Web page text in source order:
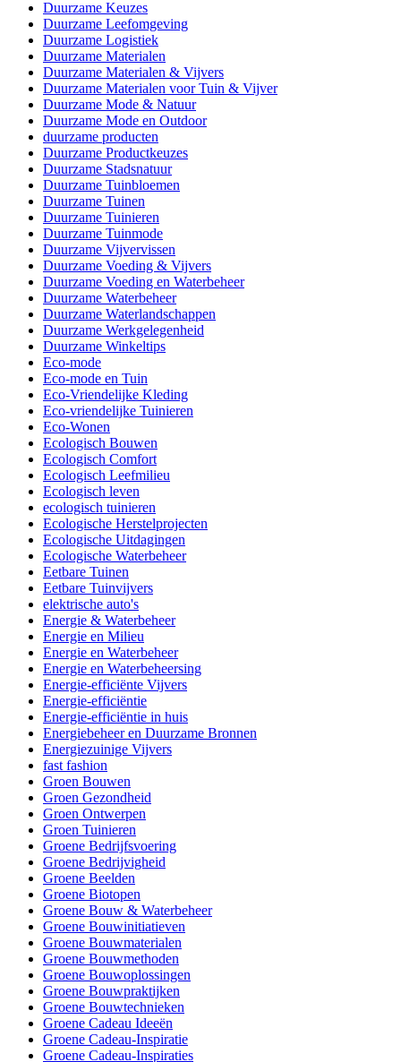
Duurzame Keuzes
Duurzame Leefomgeving
Duurzame Logistiek
Duurzame Materialen
Duurzame Materialen & Vijvers
Duurzame Materialen voor Tuin & Vijver
Duurzame Mode & Natuur
Duurzame Mode en Outdoor
duurzame producten
Duurzame Productkeuzes
Duurzame Stadsnatuur
Duurzame Tuinbloemen
Duurzame Tuinen
Duurzame Tuinieren
Duurzame Tuinmode
Duurzame Vijvervissen
Duurzame Voeding & Vijvers
Duurzame Voeding en Waterbeheer
Duurzame Waterbeheer
Duurzame Waterlandschappen
Duurzame Werkgelegenheid
Duurzame Winkeltips
Eco-mode
Eco-mode en Tuin
Eco-Vriendelijke Kleding
Eco-vriendelijke Tuinieren
Eco-Wonen
Ecologisch Bouwen
Ecologisch Comfort
Ecologisch Leefmilieu
Ecologisch leven
ecologisch tuinieren
Ecologische Herstelprojecten
Ecologische Uitdagingen
Ecologische Waterbeheer
Eetbare Tuinen
Eetbare Tuinvijvers
elektrische auto's
Energie & Waterbeheer
Energie en Milieu
Energie en Waterbeheer
Energie en Waterbeheersing
Energie-efficiënte Vijvers
Energie-efficiëntie
Energie-efficiëntie in huis
Energiebeheer en Duurzame Bronnen
Energiezuinige Vijvers
fast fashion
Groen Bouwen
Groen Gezondheid
Groen Ontwerpen
Groen Tuinieren
Groene Bedrijfsvoering
Groene Bedrijvigheid
Groene Beelden
Groene Biotopen
Groene Bouw & Waterbeheer
Groene Bouwinitiatieven
Groene Bouwmaterialen
Groene Bouwmethoden
Groene Bouwoplossingen
Groene Bouwpraktijken
Groene Bouwtechnieken
Groene Cadeau Ideeën
Groene Cadeau-Inspiratie
Groene Cadeau-Inspiraties